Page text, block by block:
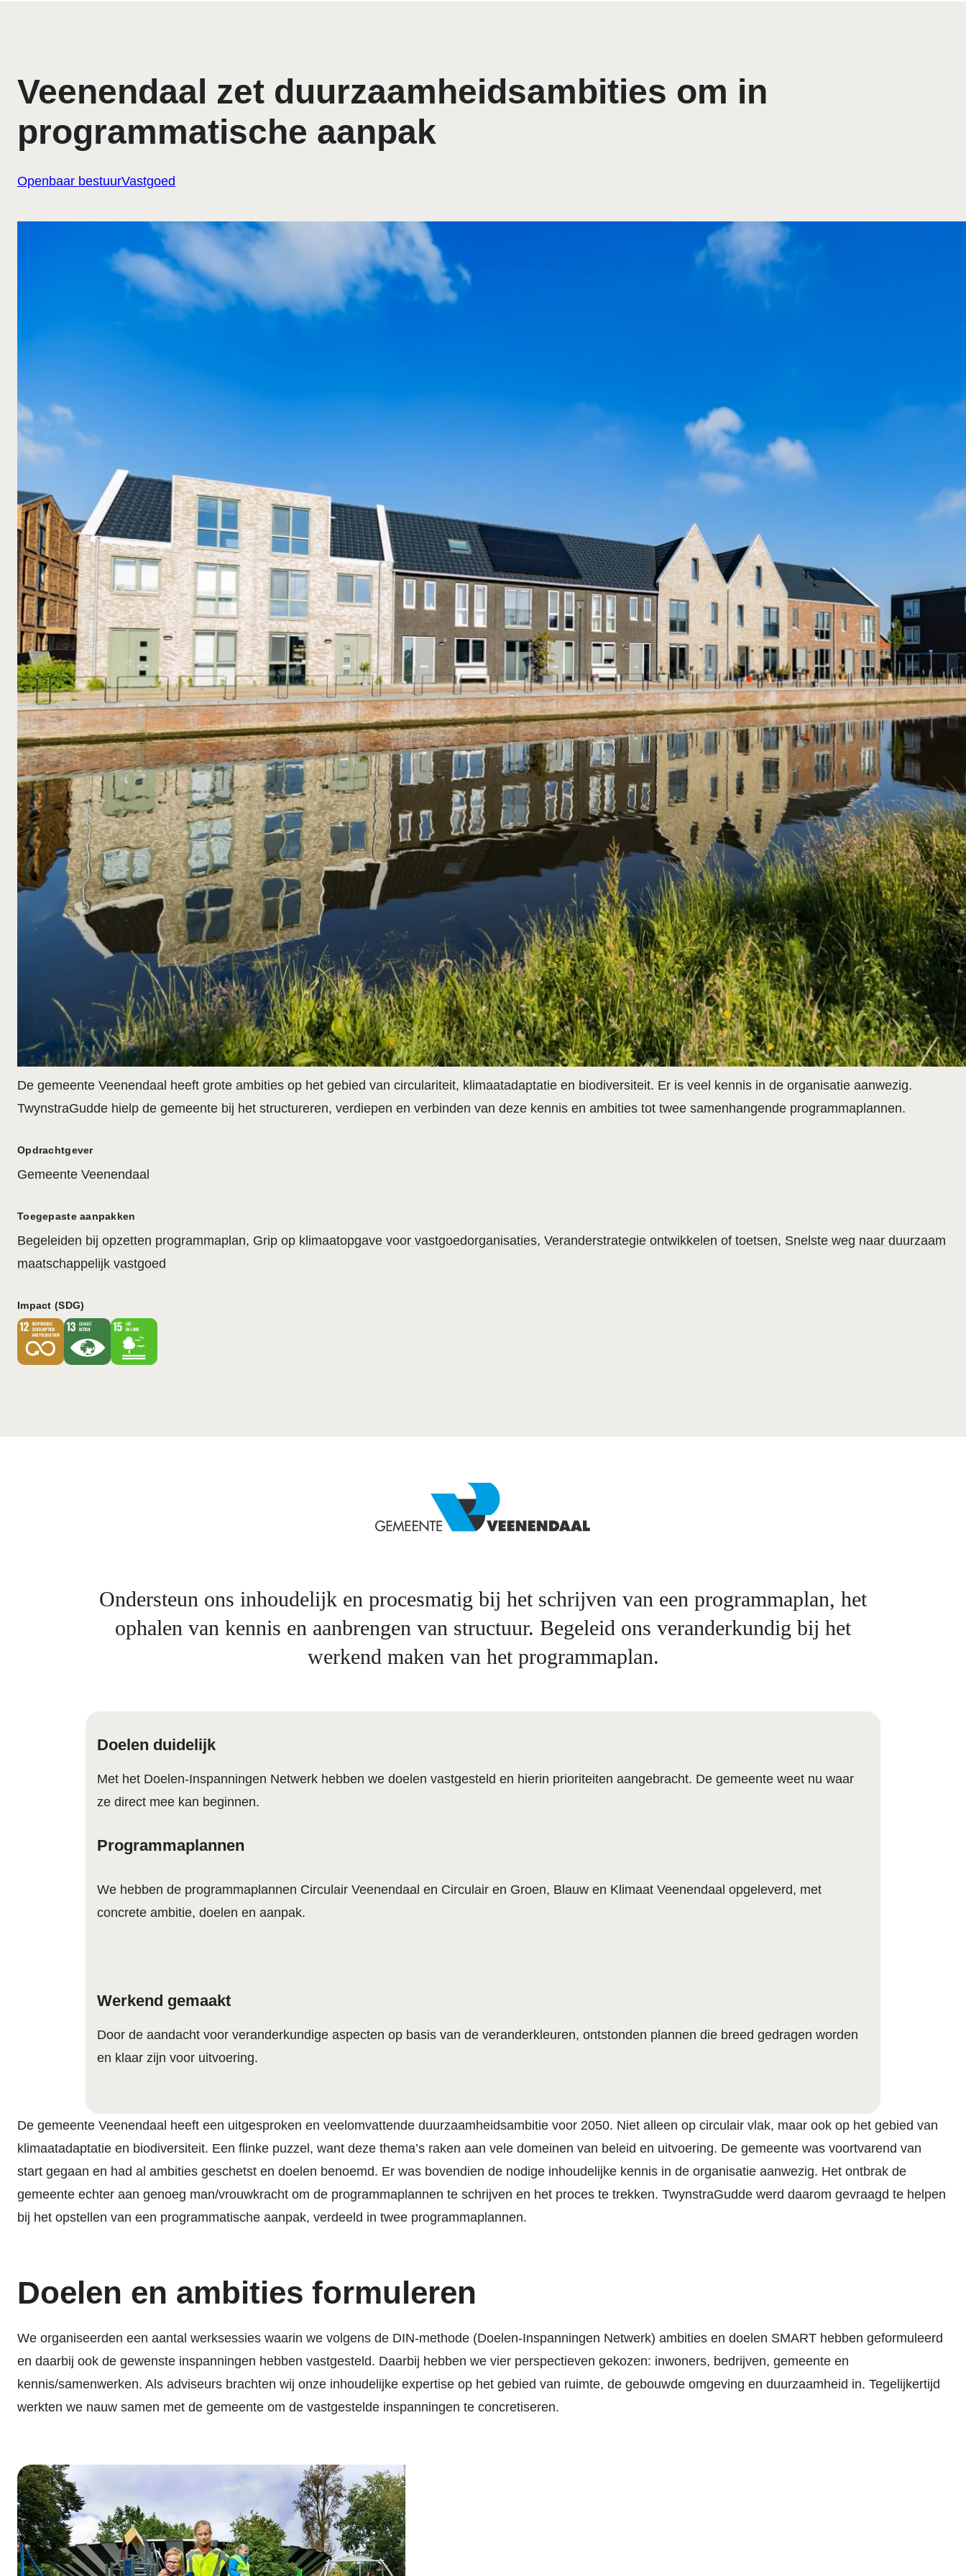
Veenendaal zet duurzaamheids­ambities om in
programmatische aanpak
Openbaar bestuurVastgoed
De gemeente Veenendaal heeft grote ambities op het gebied van circulariteit, klimaatadaptatie en biodiversiteit. Er is veel kennis in de organisatie aanwezig.
TwynstraGudde hielp de gemeente bij het structureren, verdiepen en verbinden van deze kennis en ambities tot twee samenhangende programmaplannen.
Opdrachtgever
Gemeente Veenendaal
Toegepaste aanpakken
Begeleiden bij opzetten programmaplan Grip op klimaatopgave voor vastgoedorganisaties Veranderstrategie ontwikkelen of toetsen Snelste weg naar duurzaam
maatschappelijk vastgoed
Impact (SDG)
Ondersteun ons inhoudelijk en procesmatig bij het schrijven van een programmaplan, het
ophalen van kennis en aanbrengen van structuur. Begeleid ons veranderkundig bij het
werkend maken van het programmaplan.
Doelen duidelijk
Met het Doelen-Inspanningen Netwerk hebben we doelen vastgesteld en hierin prioriteiten aangebracht. De gemeente weet nu waar
ze direct mee kan beginnen.
Programmaplannen
We hebben de programmaplannen Circulair Veenendaal en Circulair en Groen, Blauw en Klimaat Veenendaal opgeleverd, met
concrete ambitie, doelen en aanpak.
Werkend gemaakt
Door de aandacht voor veranderkundige aspecten op basis van de veranderkleuren, ontstonden plannen die breed gedragen worden
en klaar zijn voor uitvoering.
De gemeente Veenendaal heeft een uitgesproken en veelomvattende duurzaamheidsambitie voor 2050. Niet alleen op circulair vlak, maar ook op het gebied van
klimaatadaptatie en biodiversiteit. Een flinke puzzel, want deze thema’s raken aan vele domeinen van beleid en uitvoering. De gemeente was voortvarend van
start gegaan en had al ambities geschetst en doelen benoemd. Er was bovendien de nodige inhoudelijke kennis in de organisatie aanwezig. Het ontbrak de
gemeente echter aan genoeg man/vrouwkracht om de programmaplannen te schrijven en het proces te trekken. TwynstraGudde werd daarom gevraagd te helpen
bij het opstellen van een programmatische aanpak, verdeeld in twee programmaplannen.
Doelen en ambities formuleren
We organiseerden een aantal werksessies waarin we volgens de DIN-methode (Doelen-Inspanningen Netwerk) ambities en doelen SMART hebben geformuleerd
en daarbij ook de gewenste inspanningen hebben vastgesteld. Daarbij hebben we vier perspectieven gekozen: inwoners, bedrijven, gemeente en
kennis/samenwerken. Als adviseurs brachten wij onze inhoudelijke expertise op het gebied van ruimte, de gebouwde omgeving en duurzaamheid in. Tegelijkertijd
werkten we nauw samen met de gemeente om de vastgestelde inspanningen te concretiseren.